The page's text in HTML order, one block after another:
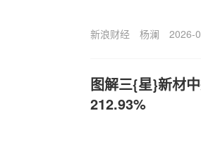
新浪财经 杨澜 2026-
图解三{星}新材
212.93%